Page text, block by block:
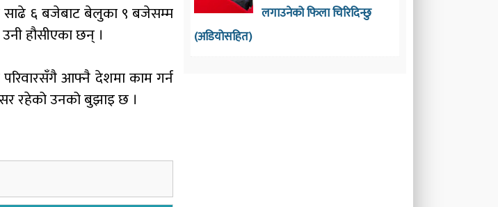
साढे ६ बजेबाट बेलुका ९ बजेसम्म
हौसीएका छन् ।
परिवारसँगै आफ्नै देशमा काम गर्न
रहेको उनको बुझाइ छ ।
लगाउनेको फिला चिरिदिन्छु
(अडियोसहित)